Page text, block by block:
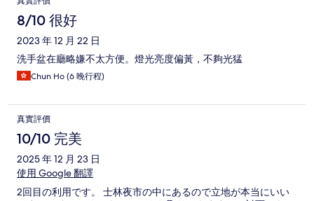
8/10 很好
2023 年 12 月 22 日
洗手盆在廳略嫌不太方便。燈光亮度偏黃，不夠光猛
Chun Ho (6 晚行程)
真實評價
10/10 完美
2025 年 12 月 23 日
使用 Google 翻譯
2回目の利用です。 士林夜市の中にあるので立地が本当にいい